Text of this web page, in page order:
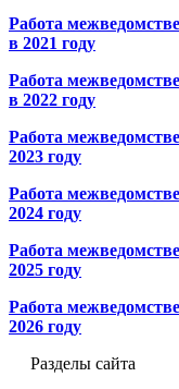
Работа
в 2021 году
Работа
в 2022 году
Работа
2023 году
Работа
2024 году
Работа
2025 году
Работа
2026 году
Разделы сайта